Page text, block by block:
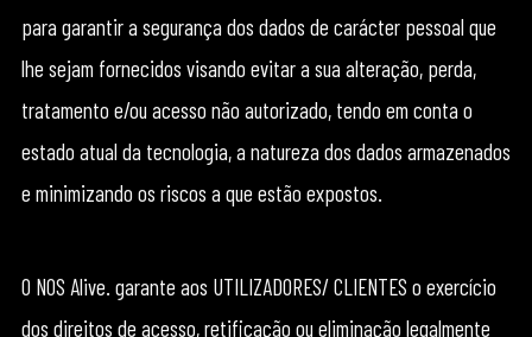
para garantir a segurança dos dados de carácter pessoal que
lhe sejam fornecidos visando evitar a sua alteração, perda,
tratamento e/ou acesso não autorizado, tendo em conta o
estado atual da tecnologia, a natureza dos dados armazenados
e minimizando os riscos a que estão expostos.
O NOS Alive. garante aos UTILIZADORES/ CLIENTES o exercício
dos direitos de acesso, retificação ou eliminação legalmente